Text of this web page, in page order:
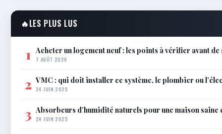
🔥LES PLUS LUS
1 Acheter un logement neuf : les points à vérifier avant de
7 AOÛT 2026
2 VMC : qui doit installer ce système, le plombier ou
24 JUIN 2025
3 Absorbeurs d’humidité naturels pour une maison saine
24 JUIN 2025